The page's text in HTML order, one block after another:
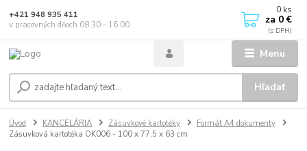
Menu
Hľadať
+421 948 935 411
v pracovných dňoch 08.30 - 16.00
0 ks
za 0 €
Úvod KANCELÁRIA Zásuvkové kartotéky
Formát A4 dokumenty
Zásuvková kartotéka OK006 - 100 x 77,5 x 63 cm